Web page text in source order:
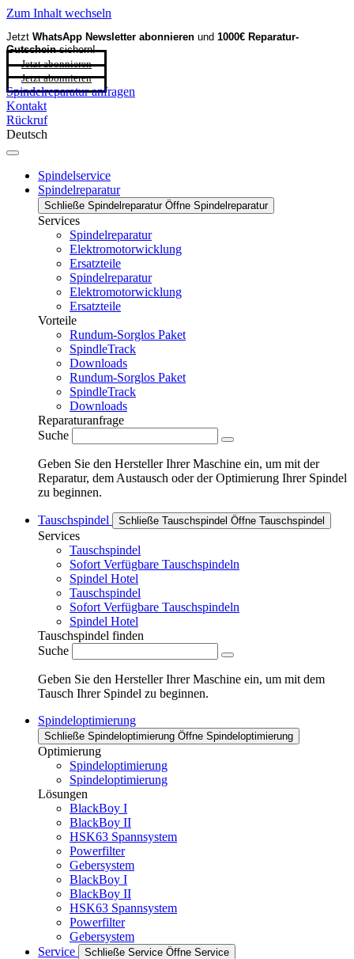
Zum Inhalt wechseln
Jetzt WhatsApp Newsletter abonnieren und 1000€ Reparatur-
Gutscheinsichern!
Jetzt abonnieren
Jetzt abonnieren
Spindelreparatur anfragen
Kontakt
Rückruf
Deutsch
Spindelservice
Spindelreparatur
Schließe Spindelreparatur Öffne Spindelreparatur
Services
Spindelreparatur
Elektromotorwicklung
Ersatzteile
Spindelreparatur
Elektromotorwicklung
Ersatzteile
Vorteile
Rundum-Sorglos Paket
SpindleTrack
Downloads
Rundum-Sorglos Paket
SpindleTrack
Downloads
Reparaturanfrage
Suche
Geben Sie den Hersteller Ihrer Maschine ein, um mit der
Reparatur, dem Austausch oder der Optimierung Ihrer Spindel
zu beginnen.
Tauschspindel Schließe Tauschspindel Öffne Tauschspindel
Services
Tauschspindel
Sofort Verfügbare Tauschspindeln
Spindel Hotel
Tauschspindel
Sofort Verfügbare Tauschspindeln
Spindel Hotel
Tauschspindel finden
Suche
Geben Sie den Hersteller Ihrer Maschine ein, um mit dem
Tausch Ihrer Spindel zu beginnen.
Spindeloptimierung
Schließe Spindeloptimierung Öffne Spindeloptimierung
Optimierung
Spindeloptimierung
Spindeloptimierung
Lösungen
BlackBoy I
BlackBoy II
HSK63 Spannsystem
Powerfilter
Gebersystem
BlackBoy I
BlackBoy II
HSK63 Spannsystem
Powerfilter
Gebersystem
Service
Schließe Service Öffne Service